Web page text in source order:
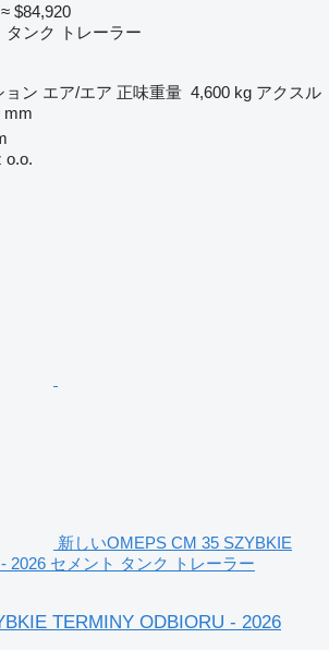
≈ $84,920
タンク トレーラー
ョン エア/エア 正味重量 4,600 kg アクスル
mm
o.o.
新しいOMEPS CM 35 SZYBKIE
2026 セメント タンク トレーラー
TERMINY ODBIORU - 2026